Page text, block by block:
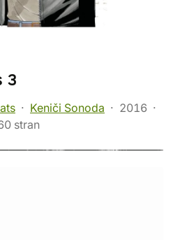
3
Keniči Sonoda
2016
stran